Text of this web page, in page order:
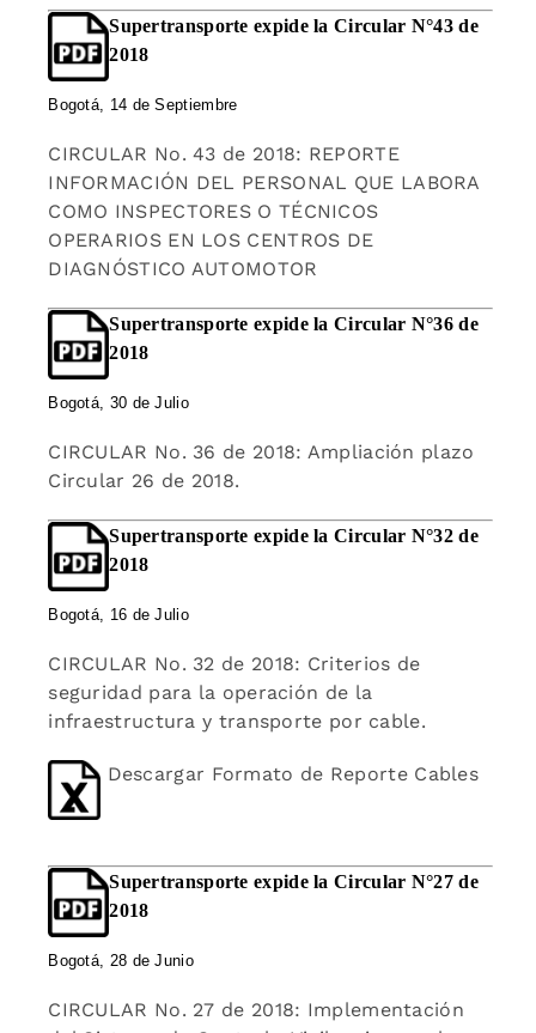
Supertransporte expide la Circular N°43 de
2018
Bogotá, 14 de Septiembre
CIRCULAR No. 43 de 2018: REPORTE
INFORMACIÓN DEL PERSONAL QUE LABORA
COMO INSPECTORES O TÉCNICOS
OPERARIOS EN LOS CENTROS DE
DIAGNÓSTICO AUTOMOTOR
Supertransporte expide la Circular N°36 de
2018
Bogotá, 30 de Julio
CIRCULAR No. 36 de 2018: Ampliación plazo
Circular 26 de 2018.
Supertransporte expide la Circular N°32 de
2018
Bogotá, 16 de Julio
CIRCULAR No. 32 de 2018: Criterios de
seguridad para la operación de la
infraestructura y transporte por cable.
Descargar Formato de Reporte Cables
Supertransporte expide la Circular N°27 de
2018
Bogotá, 28 de Junio
CIRCULAR No. 27 de 2018: Implementación